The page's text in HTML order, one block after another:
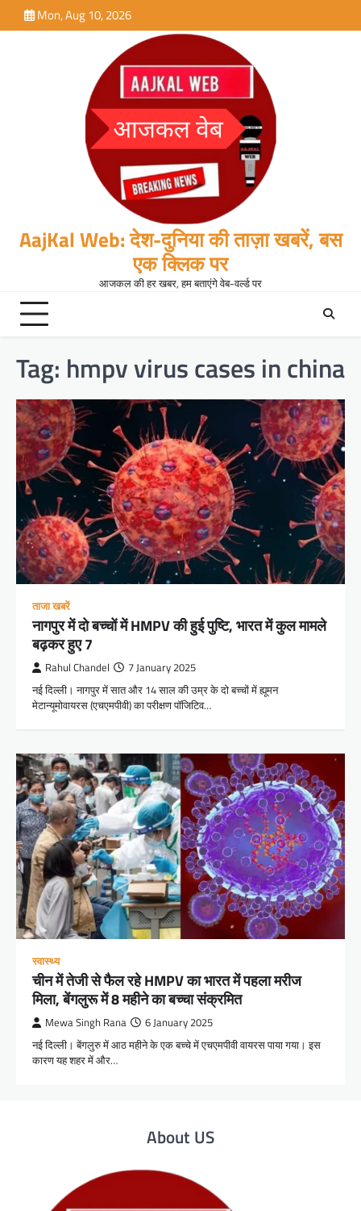
to
Mon, Aug 10, 2026
AajKal Web: देश-दुनिया की ताज़ा खबरें, बस
एक क्लिक पर
आजकल की हर खबर, हम बताएंगे वेब-वर्ल्ड पर
Tag: hmpv virus cases in china
ताजा खबरें
नागपुर में दो बच्चों में HMPV की हुई पुष्टि, भारत में कुल मामले
बढ़कर हुए 7
Rahul Chandel 7 January 2025
नई दिल्ली। नागपुर में सात और 14 साल की उम्र के दो बच्चों में ह्यूमन
मेटान्यूमोवायरस (एचएमपीवी) का परीक्षण पॉजिटिव…
स्वास्थ्य
चीन में तेजी से फैल रहे HMPV का भारत में पहला मरीज
मिला, बेंगलुरू में 8 महीने का बच्चा संक्रमित
Mewa Singh Rana 6 January 2025
नई दिल्ली। बेंगलुरु में आठ महीने के एक बच्चे में एचएमपीवी वायरस पाया गया। इस
कारण यह शहर में और…
About US